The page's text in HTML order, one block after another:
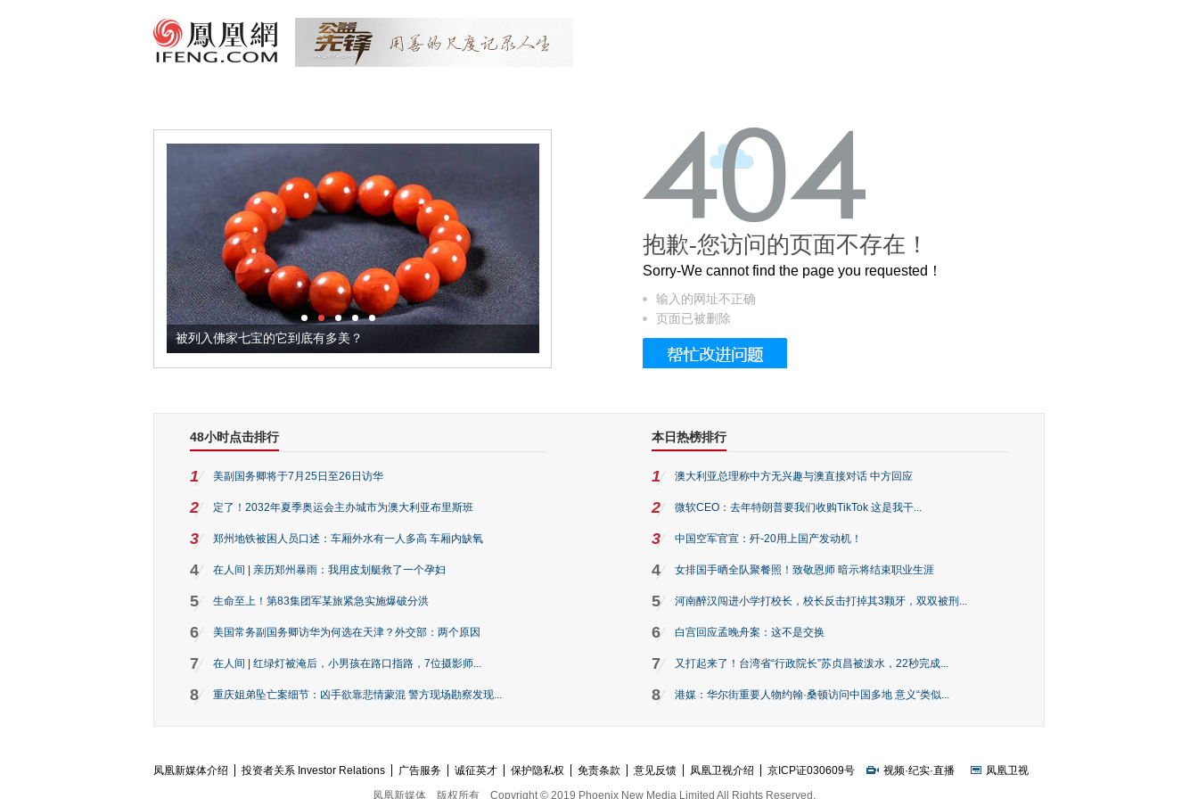
被列入佛家七宝的它到底有多美？ 这个3.2米的长卷，还原了600岁的紫禁城
抱歉-您访问的页面不存在！
Sorry-We cannot find the page you requested！
输入的网址不正确
页面已被删除
48小时点击排行
1 美副国务卿将于7月25日至26日访华
2 定了！2032年夏季奥运会主办城市为澳大利亚布里斯班
3 郑州地铁被困人员口述：车厢外水有一人多高 车厢内缺氧
4 在人间 | 亲历郑州暴雨：我用皮划艇救了一个孕妇
5 生命至上！第83集团军某旅紧急实施爆破分洪
6 美国常务副国务卿访华为何选在天津？外交部：两个原因
7 在人间 | 红绿灯被淹后，小男孩在路口指路，7位摄影师...
8 重庆姐弟坠亡案细节：凶手欲靠悲情蒙混 警方现场勘察发现...
本日热榜排行
1 澳大利亚总理称中方无兴趣与澳直接对话 中方回应
2 微软CEO：去年特朗普要我们收购TikTok 这是我干...
3 中国空军官宣：歼-20用上国产发动机！
4 女排国手晒全队聚餐照！致敬恩师 暗示将结束职业生涯
5 河南醉汉闯进小学打校长，校长反击打掉其3颗牙，双双被刑...
6 白宫回应孟晚舟案：这不是交换
7 又打起来了！台湾省“行政院长”苏贞昌被泼水，22秒完成...
8 港媒：华尔街重要人物约翰·桑顿访问中国多地 意义“类似...
凤凰新媒体介绍 投资者关系 Investor Relations 广告服务 诚征英才 保护隐私权 免责条款 意见反馈 凤凰卫视介绍 京ICP证030609号 视频·纪实·直播
凤凰卫视
凤凰新媒体
版权所有 Copyright © 2019 Phoenix New Media Limited All Rights Reserved.